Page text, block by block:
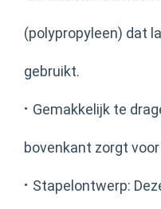
(polypropyleen) dat
gebruikt.
· Gemakkelijk te
bovenkant zorgt
· Stapelontwerp: